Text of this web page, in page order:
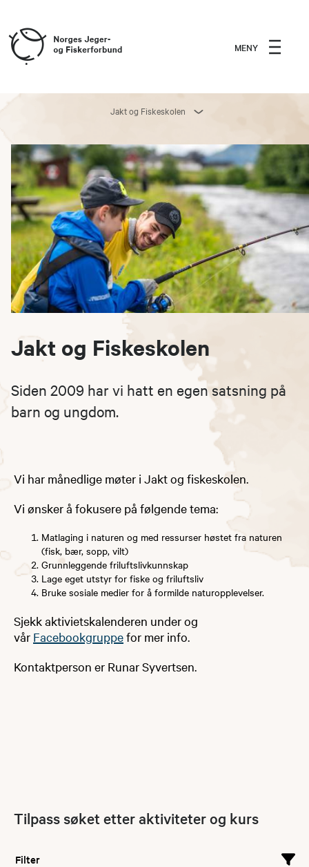
MENY
Jakt og Fiskeskolen
Jakt og Fiskeskolen
Siden 2009 har vi hatt en egen satsning på
barn og ungdom.
​Vi har månedlige møter i Jakt og fiskeskolen.
Vi ønsker å fokusere på følgende tema:
Matlaging i naturen og med ressurser høstet fra naturen
(fisk, bær, sopp, vilt)
Grunnleggende friluftslivkunnskap
Lage eget utstyr for fiske og friluftsliv
Bruke sosiale medier for å formilde naturopplevelser.
Sjekk aktivietskalenderen under og
vår Facebookgruppe​for mer info.
Kontaktperson er Runar Syvertsen.
Tilpass søket etter aktiviteter og kurs
Filter